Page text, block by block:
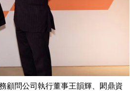
顧問公司執行董事王韻輝、閎鼎資